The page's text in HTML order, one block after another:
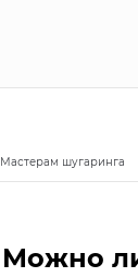
Мастерам шугаринга
Можно